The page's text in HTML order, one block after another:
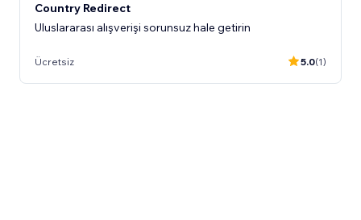
Country Redirect
Uluslararası alışverişi sorunsuz hale getirin
Ücretsiz 5.0(1)